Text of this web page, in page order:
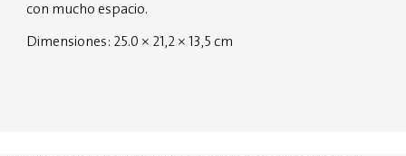
con mucho espacio.
Dimensiones: 25.0 × 21,2 × 13,5 cm